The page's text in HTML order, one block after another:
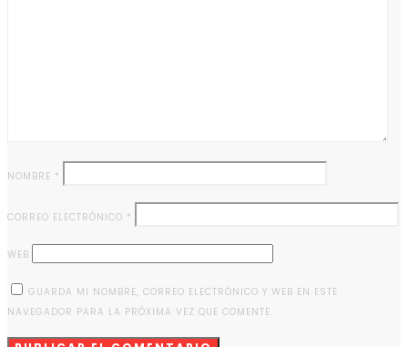
NOMBRE *
CORREO ELECTRÓNICO *
WEB
GUARDA MI NOMBRE, CORREO ELECTRÓNICO Y WEB EN ESTE
NAVEGADOR PARA LA PRÓXIMA VEZ QUE COMENTE.